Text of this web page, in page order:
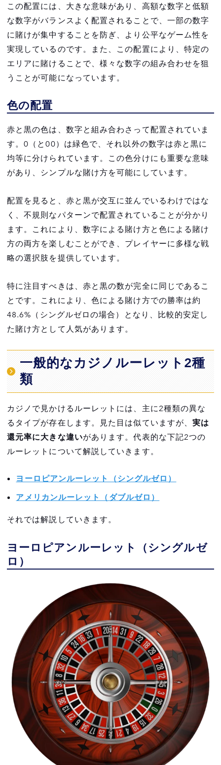
この配置には、大きな意味があり、高額な数字と低額
な数字がバランスよく配置されることで、一部の数字
に賭けが集中することを防ぎ、より公平なゲーム性を
実現しているのです。また、この配置により、特定の
エリアに賭けることで、様々な数字の組み合わせを狙
うことが可能になっています。
色の配置
赤と黒の色は、数字と組み合わさって配置されていま
す。0（と00）は緑色で、それ以外の数字は赤と黒に
均等に分けられています。この色分けにも重要な意味
があり、シンプルな賭け方を可能にしています。
配置を見ると、赤と黒が交互に並んでいるわけではな
く、不規則なパターンで配置されていることが分かり
ます。これにより、数字による賭け方と色による賭け
方の両方を楽しむことができ、プレイヤーに多様な戦
略の選択肢を提供しています。
特に注目すべきは、赤と黒の数が完全に同じであるこ
とです。これにより、色による賭け方での勝率は約
48.6%（シングルゼロの場合）となり、比較的安定し
た賭け方として人気があります。
一般的なカジノルーレット2種
類
カジノで見かけるルーレットには、主に2種類の異な
るタイプが存在します。見た目は似ていますが、実は
還元率に大きな違いがあります。代表的な下記2つの
ルーレットについて解説していきます。
ヨーロピアンルーレット（シングルゼロ）
アメリカンルーレット（ダブルゼロ）
それでは解説していきます。
ヨーロピアンルーレット（シングルゼ
ロ）